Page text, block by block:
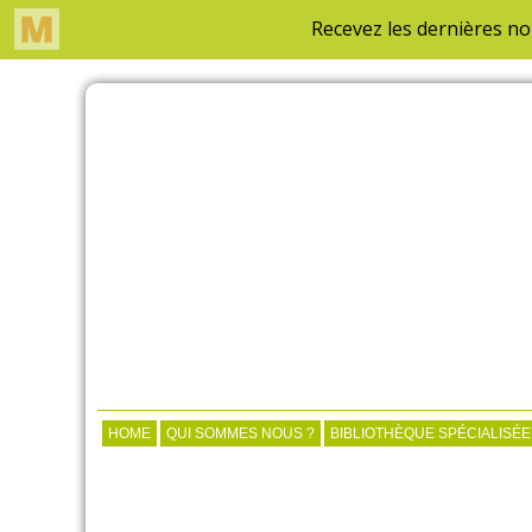
HOME QUI SOMMES NOUS ? BIBLIOTHÈQUE SPÉCIALISÉE